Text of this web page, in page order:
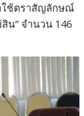
ใช้ตราสัญลักษณ์
น” จำนวน 146